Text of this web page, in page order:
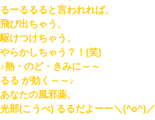
るーるるると言われれば、
飛び出ちゃう、
駆けつけちゃう、
やらかしちゃう？！(笑)
♪熱・のど・きみに～～
るる が効く～～♪
あなたの風邪薬、
光部(こうべ) るるだよーー＼(^o^)／